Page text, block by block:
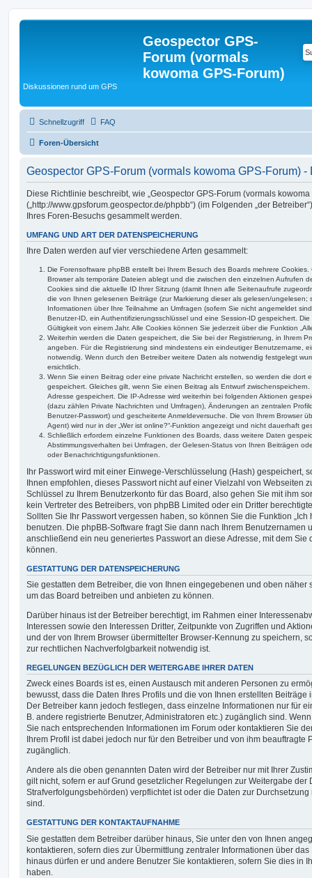
Geospector GPS-
Forum (vormals
kowoma GPS-Forum)
Diskussionen rund um GPS
Schnellzugriff FAQ
Foren-Übersicht
Geospector GPS-Forum (vormals kowoma GPS-Forum)
Diese Richtlinie beschreibt, wie „Geospector GPS-Forum (vormals kowoma
(„http://www.gpsforum.geospector.de/phpbb“) (im Folgenden „der
Ihres Foren-Besuchs gesammelt werden.
UMFANG UND ART DER DATENSPEICHERUNG
Ihre Daten werden auf vier verschiedene Arten gesammelt:
Die Forensoftware phpBB erstellt bei Ihrem Besuch des Boards mehrere
Browser als temporäre Dateien ablegt und die zwischen den einzelnen Aufrufen
Cookies sind die aktuelle ID Ihrer Sitzung (damit Ihnen alle Seitenaufrufe
die von Ihnen gelesenen Beiträge (zur Markierung dieser als gelesen/ungelesen;
Informationen über Ihre Teilnahme an Umfragen (sofern Sie nicht angemeldet
Benutzer-ID, ein Authentifizierungsschlüssel und eine Session-ID gespeichert.
Gültigkeit von einem Jahr. Alle Cookies können Sie jederzeit über die Funktion
Weiterhin werden die Daten gespeichert, die Sie bei der Registrierung, in Ihrem
angeben. Für die Registrierung sind mindestens ein eindeutiger Benutzername,
notwendig. Wenn durch den Betreiber weitere Daten als notwendig festgelegt
ersichtlich.
Wenn Sie einen Beitrag oder eine private Nachricht erstellen, so werden die dort
gespeichert. Gleiches gilt, wenn Sie einen Beitrag als Entwurf
Adresse gespeichert. Die IP-Adresse wird weiterhin bei folgenden Aktionen
(dazu zählen Private Nachrichten und Umfragen), Änderungen an zentralen
Benutzer-Passwort) und gescheiterte Anmeldeversuche. Die von Ihrem Browser
Agent) wird nur in der „Wer ist online?“-Funktion angezeigt und nicht dauerhaft
Schließlich erfordern einzelne Funktionen des Boards, dass weitere Daten
Abstimmungsverhalten bei Umfragen, der Gelesen-Status von Ihren Beiträgen
oder Benachrichtigungsfunktionen.
Ihr Passwort wird mit einer Einwege-Verschlüsselung (Hash) gespeichert,
Ihnen empfohlen, dieses Passwort nicht auf einer Vielzahl von Webseiten
Schlüssel zu Ihrem Benutzerkonto für das Board, also gehen Sie mit ihm
kein Vertreter des Betreibers, von phpBB Limited oder ein Dritter
Sollten Sie Ihr Passwort vergessen haben, so können Sie die Funktion „Ich
benutzen. Die phpBB-Software fragt Sie dann nach Ihrem Benutzernamen
anschließend ein neu generiertes Passwort an diese Adresse, mit dem Sie
können.
GESTATTUNG DER DATENSPEICHERUNG
Sie gestatten dem Betreiber, die von Ihnen eingegebenen und oben näher
um das Board betreiben und anbieten zu können.
Darüber hinaus ist der Betreiber berechtigt, im Rahmen einer
Interessen sowie den Interessen Dritter, Zeitpunkte von Zugriffen und
und der von Ihrem Browser übermittelter Browser-Kennung zu speichern,
zur rechtlichen Nachverfolgbarkeit notwendig ist.
REGELUNGEN BEZÜGLICH DER WEITERGABE IHRER DATEN
Zweck eines Boards ist es, einen Austausch mit anderen Personen zu
bewusst, dass die Daten Ihres Profils und die von Ihnen erstellten
Der Betreiber kann jedoch festlegen, dass einzelne Informationen nur für
B. andere registrierte Benutzer, Administratoren etc.) zugänglich sind.
Sie nach entsprechenden Informationen im Forum oder kontaktieren Sie
Ihrem Profil ist dabei jedoch nur für den Betreiber und von ihm beauftragte
zugänglich.
Andere als die oben genannten Daten wird der Betreiber nur mit Ihrer
gilt nicht, sofern er auf Grund gesetzlicher Regelungen zur Weitergabe der
Strafverfolgungsbehörden) verpflichtet ist oder die Daten zur
sind.
GESTATTUNG DER KONTAKTAUFNAHME
Sie gestatten dem Betreiber darüber hinaus, Sie unter den von Ihnen
kontaktieren, sofern dies zur Übermittlung zentraler Informationen über
hinaus dürfen er und andere Benutzer Sie kontaktieren, sofern Sie dies in
haben.